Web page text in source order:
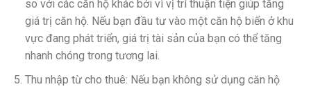
so với các căn hộ khác bởi vì vị trí thuận tiện giúp tăng
giá trị căn hộ. Nếu bạn đầu tư vào một căn hộ biển ở khu
vực đang phát triển, giá trị tài sản của bạn có thể tăng
nhanh chóng trong tương lai.
Thu nhập từ cho thuê: Nếu bạn không sử dụng căn hộ